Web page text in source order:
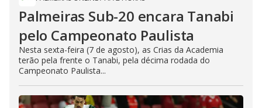
Palmeiras Sub-20 encara Tanabi
pelo Campeonato Paulista
Nesta sexta-feira (7 de agosto), as Crias da Academia
terão pela frente o Tanabi, pela décima rodada do
Campeonato Paulista...